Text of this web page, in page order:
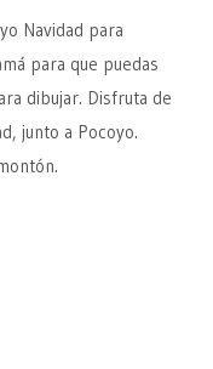
Navidad para
para que puedas
dibujar. Disfruta de
junto a Pocoyo.